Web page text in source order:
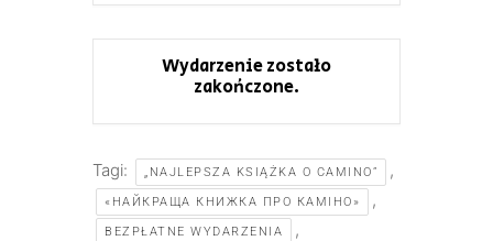
Wydarzenie zostało
zakończone.
Tagi: „NAJLEPSZA KSIĄŻKA O CAMINO” ,
«НАЙКРАЩА КНИЖКА ПРО КАМІНО» ,
BEZPŁATNE WYDARZENIA ,